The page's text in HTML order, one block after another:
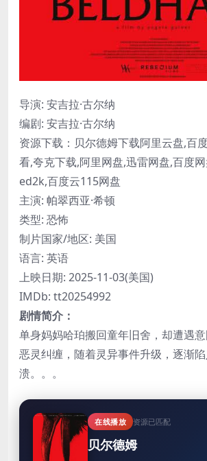
导演: 安吉拉·古尔纳
编剧: 安吉拉·古尔纳
资源下载：贝尔德姆下载阿里云盘,百
看,夸克下载,阿里网盘,迅雷网盘,百度
ed2k,百度云115网盘
主演: 帕翠西亚·希顿
类型: 恐怖
制片国家/地区: 美国
语言: 英语
上映日期: 2025-11-03(美国)
IMDb: tt20254992
剧情简介：
单身妈妈哈珀搬回童年旧舍，却遭遇
恶灵纠缠，随着灵异事件升级，逐渐
溃。。。
在线播放 资源已匹配
贝尔德姆